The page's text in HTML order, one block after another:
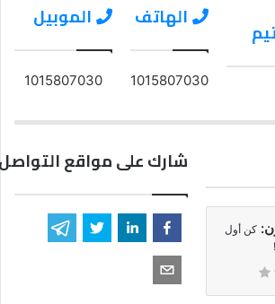
الهاتف
1015807030
الموبيل
1015807030
كن أول
شارك على مواقع